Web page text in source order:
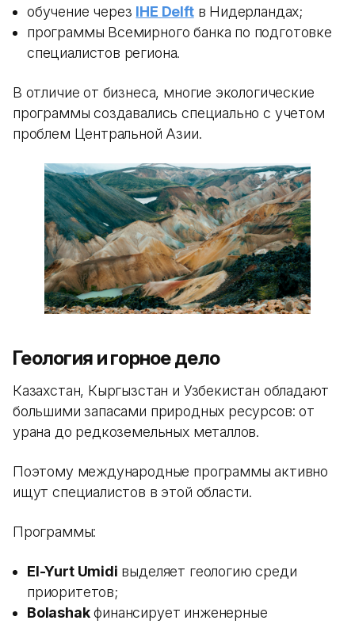
обучение через IHE Delftв Нидерландах;
программы Всемирного банка по подготовке
специалистов региона.
В отличие от бизнеса, многие экологические
программы создавались специально с учетом
проблем Центральной Азии.
Геология и горное дело
Казахстан, Кыргызстан и Узбекистан обладают
большими запасами природных ресурсов: от
урана до редкоземельных металлов.
Поэтому международные программы активно
ищут специалистов в этой области.
Программы:
El-Yurt Umidi выделяет геологию среди
приоритетов;
Bolashakфинансирует инженерные